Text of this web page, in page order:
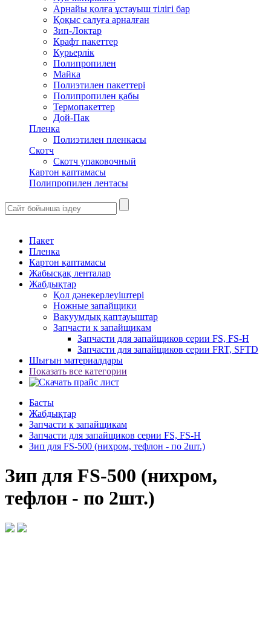
Арнайы қолға ұстауыш тілігі бар
Қоқыс салуға арналған
Зип-Локтар
Крафт пакеттер
Курьерлік
Полипропилен
Майка
Полиэтилен пакеттері
Полипропилен қабы
Термопакеттер
Дой-Пак
Пленка
Полиэтилен пленкасы
Скотч
Скотч упаковочный
Картон қаптамасы
Полипропилен лентасы
Пакет
Пленка
Картон қаптамасы
Жабысқақ ленталар
Жабдықтар
Қол дәнекерлеуіштері
Ножные запайщики
Вакуумдық қаптауыштар
Запчасти к запайщикам
Запчасти для запайщиков серии FS, FS-H
Запчасти для запайщиков серии FRT, SFTD
Шығын материалдары
Показать все категории
Басты
Жабдықтар
Запчасти к запайщикам
Запчасти для запайщиков серии FS, FS-H
Зип для FS-500 (нихром, тефлон - по 2шт.)
Зип для FS-500 (нихром,
тефлон - по 2шт.)